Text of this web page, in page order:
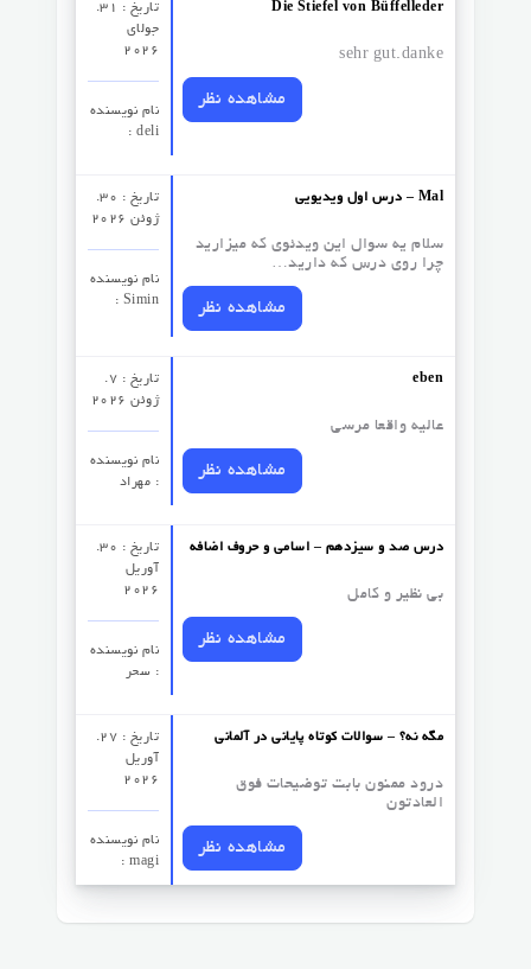
تاریخ : 31.
جولای
2026
نام نویسنده
: deli
Die Stiefel von Büffelleder
sehr gut.danke
مشاهده نظر
تاریخ : 30.
ژوئن 2026
نام نویسنده
: Simin
درس اول ویدیویی – Mal
سلام یه سوال این ویدئوی که میزارید
چرا روی درس که دارید…
مشاهده نظر
تاریخ : 7.
ژوئن 2026
نام نویسنده
: مهراد
eben
عالیه واقعا مرسی
مشاهده نظر
تاریخ : 30.
آوریل
2026
نام نویسنده
: سحر
درس صد و سیزدهم – اسامی و حروف اضافه
بی نظیر و کامل
مشاهده نظر
تاریخ : 27.
آوریل
2026
نام نویسنده
: magi
مگه نه؟ – سوالات کوتاه پایانی در آلمانی
درود ممنون بابت توضیحات فوق
العادتون
مشاهده نظر